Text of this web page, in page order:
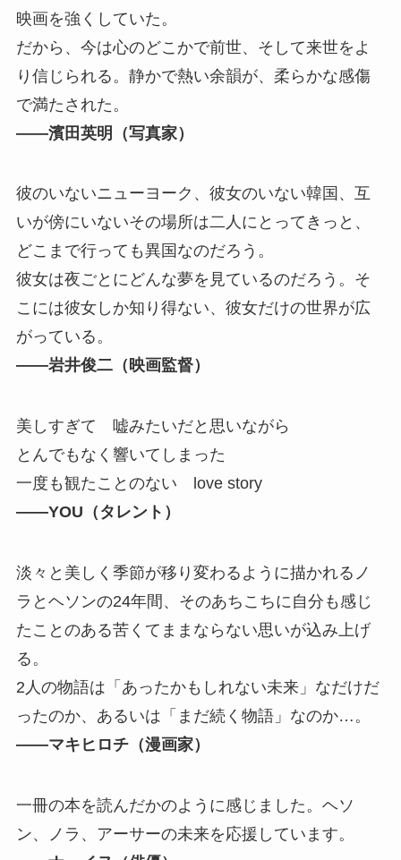
映画を強くしていた。
だから、今は心のどこかで前世、そして来世をよ
り信じられる。静かで熱い余韻が、柔らかな感傷
で満たされた。
――濱田英明（写真家）
彼のいないニューヨーク、彼女のいない韓国、互
いが傍にいないその場所は二人にとってきっと、
どこまで行っても異国なのだろう。
彼女は夜ごとにどんな夢を見ているのだろう。そ
こには彼女しか知り得ない、彼女だけの世界が広
がっている。
――岩井俊二（映画監督）
美しすぎて 嘘みたいだと思いながら
とんでもなく響いてしまった
一度も観たことのない love story
――YOU（タレント）
淡々と美しく季節が移り変わるように描かれるノ
ラとヘソンの24年間、そのあちこちに自分も感じ
たことのある苦くてままならない思いが込み上げ
る。
2人の物語は「あったかもしれない未来」なだけだ
ったのか、あるいは「まだ続く物語」なのか…。
――マキヒロチ（漫画家）
一冊の本を読んだかのように感じました。ヘソ
ン、ノラ、アーサーの未来を応援しています。